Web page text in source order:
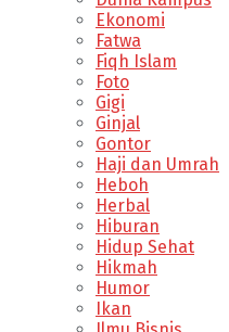
Ekonomi
Fatwa
Fiqh Islam
Foto
Gigi
Ginjal
Gontor
Haji dan Umrah
Heboh
Herbal
Hiburan
Hidup Sehat
Hikmah
Humor
Ikan